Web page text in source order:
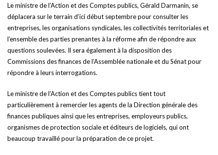
Le ministre de l’Action et des Comptes publics, Gérald Darmanin, se
déplacera sur le terrain d’ici début septembre pour consulter les
entreprises, les organisations syndicales, les collectivités territoriales et
l’ensemble des parties prenantes à la réforme afin de répondre aux
questions soulevées. Il sera également à la disposition des
Commissions des finances de l’Assemblée nationale et du Sénat pour
répondre à leurs interrogations.
Le ministre de l’Action et des Comptes publics tient tout
particulièrement à remercier les agents de la Direction générale des
finances publiques ainsi que les entreprises, employeurs publics,
organismes de protection sociale et éditeurs de logiciels, qui ont
beaucoup travaillé pour la préparation de ce projet.